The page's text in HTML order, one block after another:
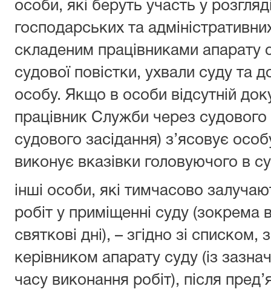
особи, які беруть участь у
господарських та
складеним працівниками апарату
судової повістки, ухвали суду та
особу. Якщо в особи відсутній
працівник Служби через
судового засідання) з’ясовує
виконує вказівки головуючого в
інші особи, які тимчасово
робіт у приміщенні суду (зокрема
святкові дні), – згідно зі
керівником апарату суду (із
часу виконання робіт), після